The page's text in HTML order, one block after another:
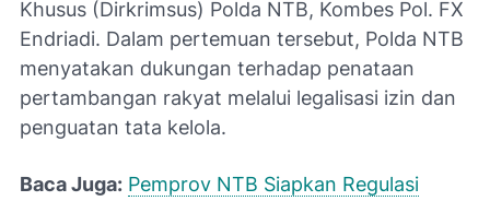
Khusus (Dirkrimsus) Polda NTB, Kombes Pol. FX
Endriadi. Dalam pertemuan tersebut, Polda NTB
menyatakan dukungan terhadap penataan
pertambangan rakyat melalui legalisasi izin dan
penguatan tata kelola.
Baca Juga: Pemprov NTB Siapkan Regulasi